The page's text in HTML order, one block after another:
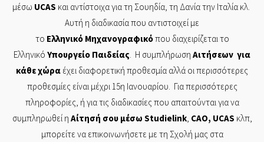
μέσω UCAS και αντίστοιχα για τη Σουηδία, τη Δανία την Ιταλία κλ.
Αυτή η διαδικασία που αντιστοιχεί με
το Ελληνικό Μηχανογραφικόπου διαχειρίζεται το
Ελληνικό Υπουργείο Παιδείας . Η συμπλήρωση Αιτήσεων για
κάθε χώρα έχει διαφορετική προθεσμία αλλά οι περισσότερες
προθεσμίες είναι μέχρι 15η Ιανουαρίου. Για περισσότερες
πληροφορίες, ή για τις διαδικασίες που απαιτούνται για να
συμπληρωθεί η Αίτησή σου μέσω Studielink, CAO, UCAS κλπ,
μπορείτε να επικοινωνήσετε με τη Σχολή μας στα